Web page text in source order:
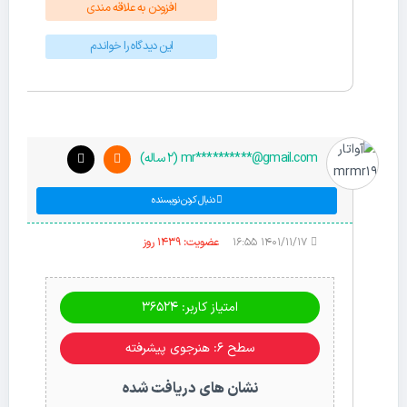
افزودن به علاقه مندی
این دیدگاه را خواندم
mr**********@gmail.com (2 ساله)
دنبال کردن نویسنده
عضویت: 1439 روز
امتیاز کاربر: 36524
سطح ۶: هنرجوی پیشرفته
نشان های دریافت شده